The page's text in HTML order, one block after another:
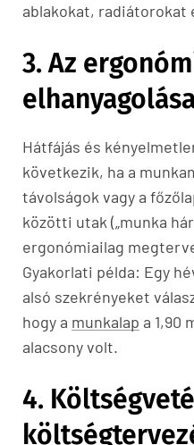
ablakokat, radiátorokat
3. Az
Hátfájás és
következik, ha a
távolságok vagy a
közötti utak („munka
ergonómiailag
Gyakorlati példa: Egy
alsó szekrényeket
hogy a munkalap a 1,90
alacsony volt.
4.